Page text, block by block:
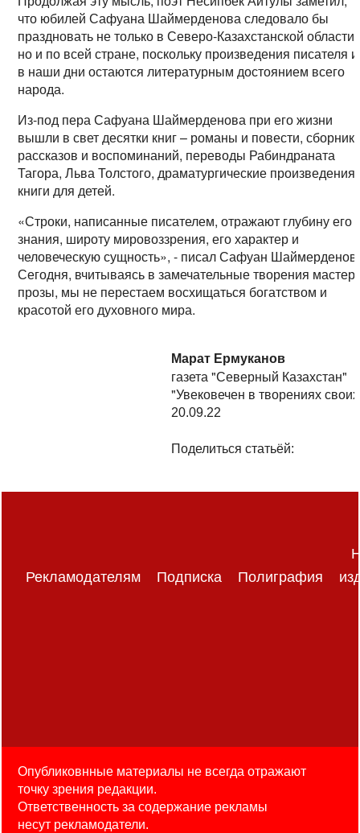
что юбилей Сафуана Шаймерденова следовало бы
праздновать не только в Северо-Казахстанской области,
но и по всей стране, поскольку произведения писателя и
в наши дни остаются литературным достоянием всего
народа.
Из-под пера Сафуана Шаймерденова при его жизни
вышли в свет десятки книг – романы и повести,
рассказов и воспоминаний, переводы Рабиндраната
Тагора, Льва Толстого, драматургические произведения,
книги для детей.
«Строки, написанные писателем, отражают глубину его
знания, широту мировоззрения, его характер и
человеческую сущность», - писал Сафуан Шаймерденов.
Сегодня, вчитываясь в замечательные творения
прозы, мы не перестаем восхищаться богатством и
красотой его духовного мира.
Марат Ермуканов
газета "Северный Казахстан"
"Увековечен в творениях
20.09.22
Поделиться статьёй:
Рекламодателям Подписка Полиграфия
Опубликовнные материалы не всегда отражают
точку зрения редакции.
Ответственность за содержание рекламы
несут рекламодатели.